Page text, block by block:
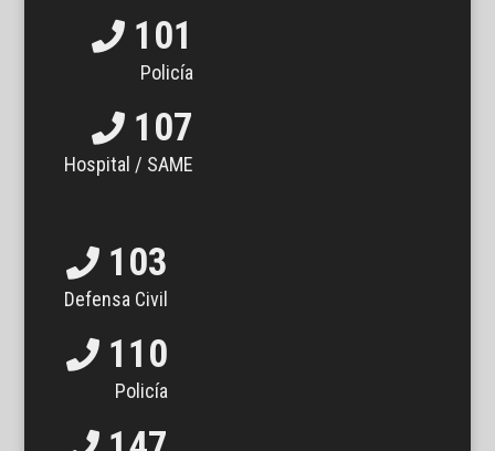
101
Policía
107
Hospital / SAME
103
Defensa Civil
110
Policía